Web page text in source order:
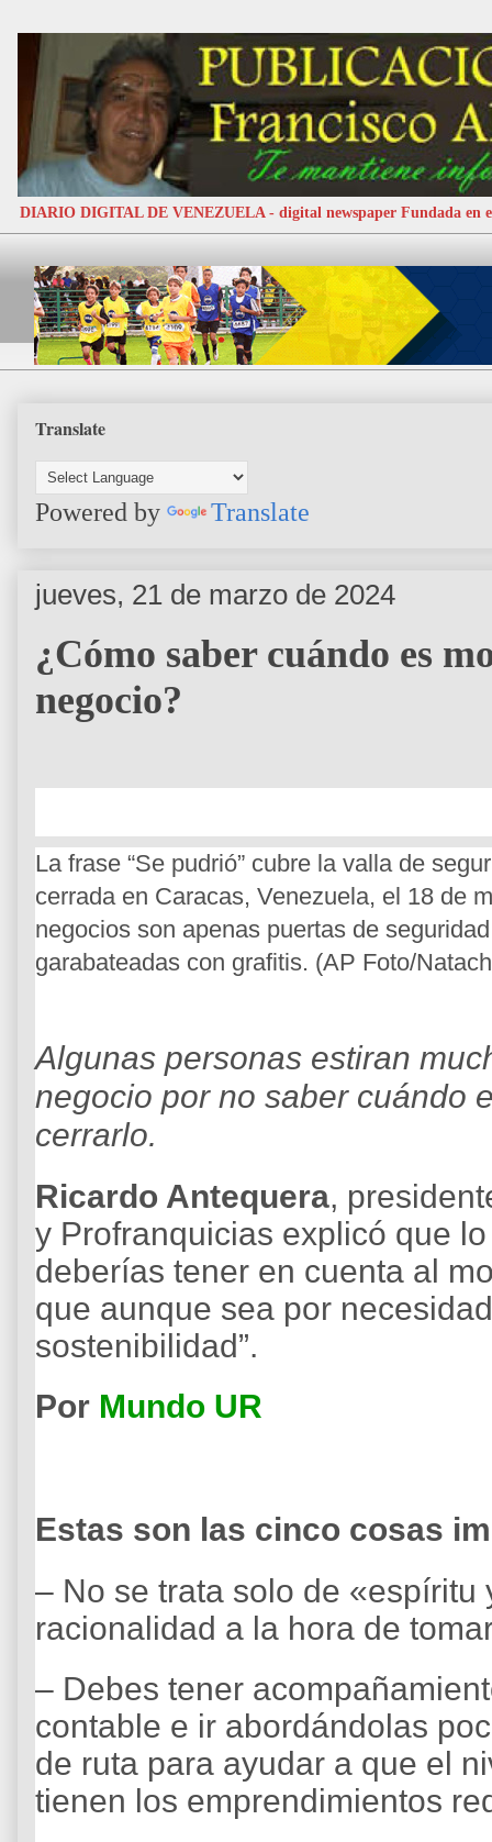
DIARIO DIGITAL DE VENEZUELA - digital newspaper Fundada en
Translate
Powered by Translate
jueves, 21 de marzo de 2024
¿Cómo saber cuándo es
negocio?
La frase “Se pudrió” cubre la valla de
cerrada en Caracas, Venezuela, el 18 de
negocios son apenas puertas de
garabateadas con grafitis. (AP Foto/
Algunas personas estiran
negocio por no saber cuándo
cerrarlo.
Ricardo Antequera,
y Profranquicias explicó que
deberías tener en cuenta al
que aunque sea por
sostenibilidad”.
Por Mundo UR
Estas son las cinco cosas
– No se trata solo de «espíritu
racionalidad a la hora de
– Debes tener
contable e ir abordándolas
de ruta para ayudar a que el
tienen los emprendimientos